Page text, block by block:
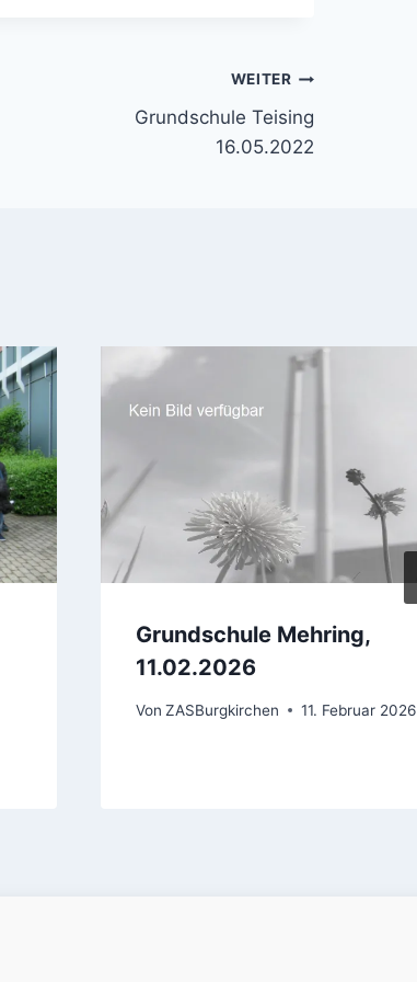
WEITER
Grundschule Teising
16.05.2022
Grundschule Mehring,
11.02.2026
Von ZASBurgkirchen 11. Februar 2026